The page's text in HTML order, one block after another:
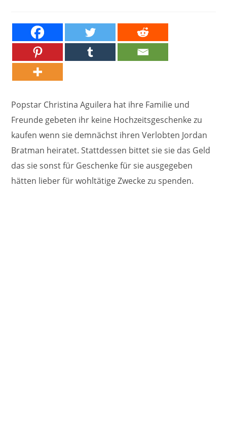
Popstar Christina Aguilera hat ihre Familie und
Freunde gebeten ihr keine Hochzeitsgeschenke zu
kaufen wenn sie demnächst ihren Verlobten Jordan
Bratman heiratet. Stattdessen bittet sie sie das Geld
das sie sonst für Geschenke für sie ausgegeben
hätten lieber für wohltätige Zwecke zu spenden.